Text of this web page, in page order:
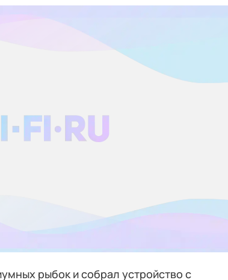
рыбок и собрал устройство с